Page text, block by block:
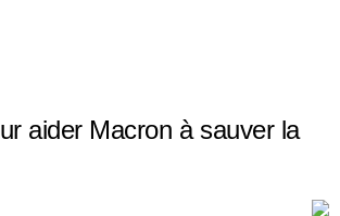
aider Macron à sauver la